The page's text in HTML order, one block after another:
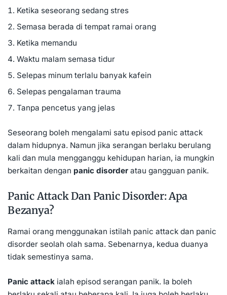
Ketika seseorang sedang stres
Semasa berada di tempat ramai orang
Ketika memandu
Waktu malam semasa tidur
Selepas minum terlalu banyak kafein
Selepas pengalaman trauma
Tanpa pencetus yang jelas
Seseorang boleh mengalami satu episod panic attack
dalam hidupnya. Namun jika serangan berlaku berulang
kali dan mula mengganggu kehidupan harian, ia mungkin
berkaitan dengan panic disorder atau gangguan panik.
Panic Attack Dan Panic Disorder: Apa
Bezanya?
Ramai orang menggunakan istilah panic attack dan panic
disorder seolah olah sama. Sebenarnya, kedua duanya
tidak semestinya sama.
Panic attack ialah episod serangan panik. Ia boleh